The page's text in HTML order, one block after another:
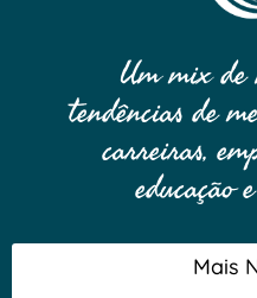
Um mix de
tendências de
carreiras,
educação
Mais